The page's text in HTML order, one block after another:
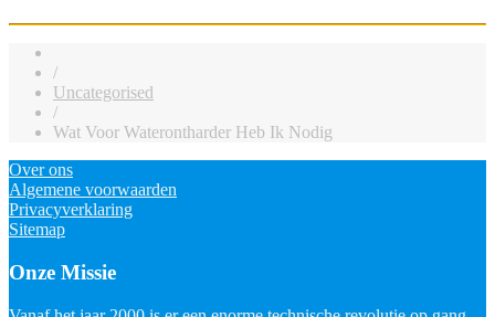
/
Uncategorised
/
Wat Voor Waterontharder Heb Ik Nodig
Over ons
Algemene voorwaarden
Privacyverklaring
Sitemap
Onze Missie